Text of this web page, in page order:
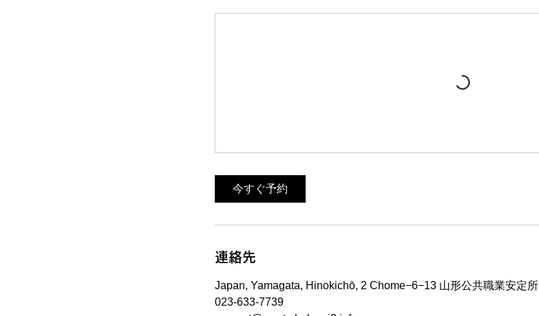
今すぐ予約
連絡先
Japan, Yamagata, Hinokichō, 2 Chome−6−13 山形公共職業安定所
023-633-7739